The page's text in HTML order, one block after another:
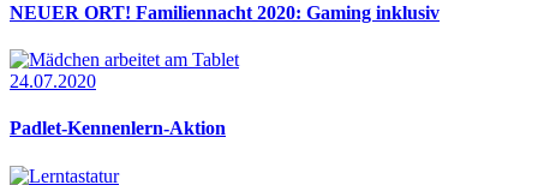
NEUER ORT! Familiennacht 2020: Gaming inklusiv
24.07.2020
Padlet-Kennenlern-Aktion